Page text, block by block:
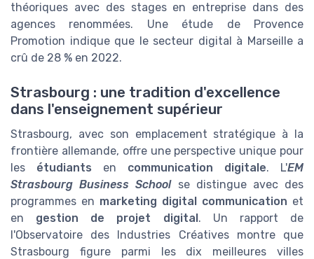
théoriques avec des stages en entreprise dans des
agences renommées. Une étude de Provence
Promotion indique que le secteur digital à Marseille a
crû de 28 % en 2022.
Strasbourg : une tradition d'excellence
dans l'enseignement supérieur
Strasbourg, avec son emplacement stratégique à la
frontière allemande, offre une perspective unique pour
les étudiants en communication digitale. L'EM
Strasbourg Business Schoolse distingue avec des
programmes en marketing digital communication et
en gestion de projet digital. Un rapport de
l'Observatoire des Industries Créatives montre que
Strasbourg figure parmi les dix meilleures villes